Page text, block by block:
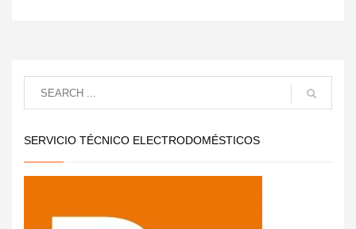
SERVICIO TÉCNICO ELECTRODOMÉSTICOS